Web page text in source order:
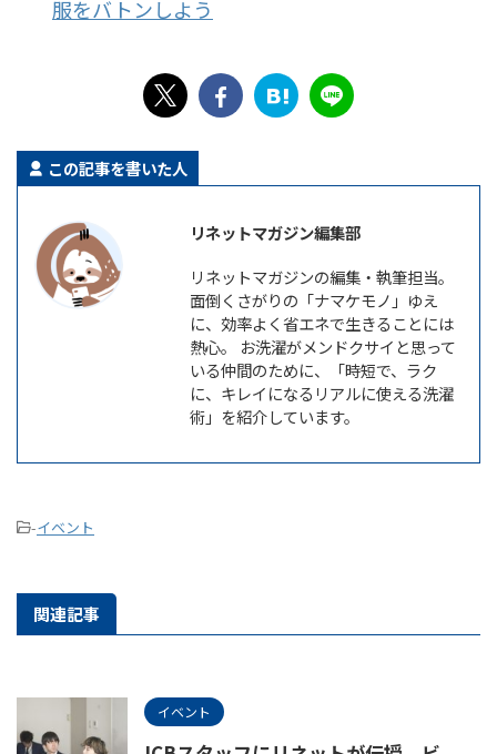
服をバトンしよう
この記事を書いた人
リネットマガジン編集部
リネットマガジンの編集・執筆担当。
面倒くさがりの「ナマケモノ」ゆえ
に、効率よく省エネで生きることには
熱心。 お洗濯がメンドクサイと思って
いる仲間のために、「時短で、ラク
に、キレイになるリアルに使える洗濯
術」を紹介しています。
-イベント
関連記事
イベント